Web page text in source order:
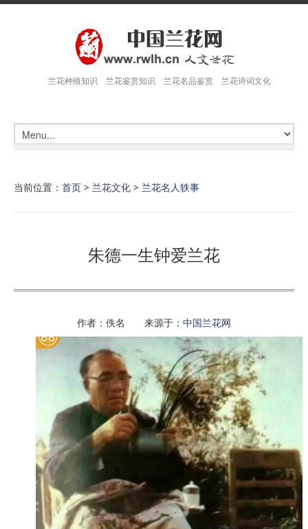
兰花种殖知识 兰花鉴赏知识 兰花名品鉴赏 兰花诗词文化
当前位置： 首页 > 兰花文化 > 兰花名人轶事
朱德一生钟爱兰花
作者：佚名 来源于： 中国兰花网